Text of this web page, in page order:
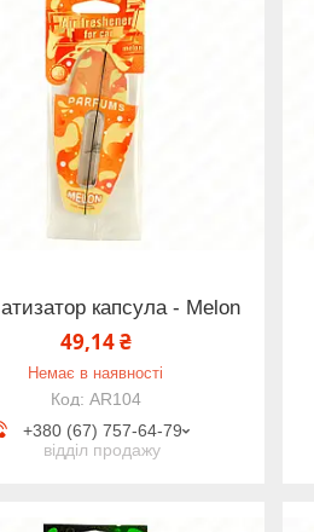
капсула - Melon
49,14 ₴
Немає в наявності
AR104
+380 (67) 757-64-79
відділ продажу